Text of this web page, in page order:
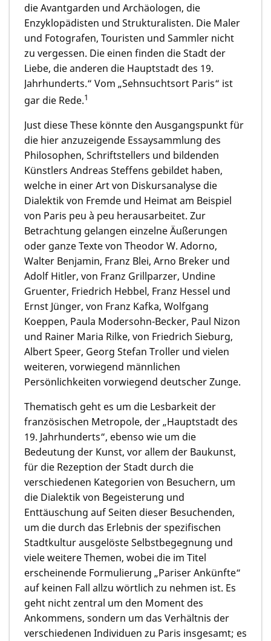
die Avantgarden und Archäologen, die
Enzyklopädisten und Strukturalisten. Die Maler
und Fotografen, Touristen und Sammler nicht
zu vergessen. Die einen finden die Stadt der
Liebe, die anderen die Hauptstadt des 19.
Jahrhunderts.“ Vom „Sehnsuchtsort Paris“ ist
gar die Rede.1
Just diese These könnte den Ausgangspunkt für
die hier anzuzeigende Essaysammlung des
Philosophen, Schriftstellers und bildenden
Künstlers Andreas Steffens gebildet haben,
welche in einer Art von Diskursanalyse die
Dialektik von Fremde und Heimat am Beispiel
von Paris peu à peu herausarbeitet. Zur
Betrachtung gelangen einzelne Äußerungen
oder ganze Texte von Theodor W. Adorno,
Walter Benjamin, Franz Blei, Arno Breker und
Adolf Hitler, von Franz Grillparzer, Undine
Gruenter, Friedrich Hebbel, Franz Hessel und
Ernst Jünger, von Franz Kafka, Wolfgang
Koeppen, Paula Modersohn-Becker, Paul Nizon
und Rainer Maria Rilke, von Friedrich Sieburg,
Albert Speer, Georg Stefan Troller und vielen
weiteren, vorwiegend männlichen
Persönlichkeiten vorwiegend deutscher Zunge.
Thematisch geht es um die Lesbarkeit der
französischen Metropole, der „Hauptstadt des
19. Jahrhunderts“, ebenso wie um die
Bedeutung der Kunst, vor allem der Baukunst,
für die Rezeption der Stadt durch die
verschiedenen Kategorien von Besuchern, um
die Dialektik von Begeisterung und
Enttäuschung auf Seiten dieser Besuchenden,
um die durch das Erlebnis der spezifischen
Stadtkultur ausgelöste Selbstbegegnung und
viele weitere Themen, wobei die im Titel
erscheinende Formulierung „Pariser Ankünfte“
auf keinen Fall allzu wörtlich zu nehmen ist. Es
geht nicht zentral um den Moment des
Ankommens, sondern um das Verhältnis der
verschiedenen Individuen zu Paris insgesamt; es